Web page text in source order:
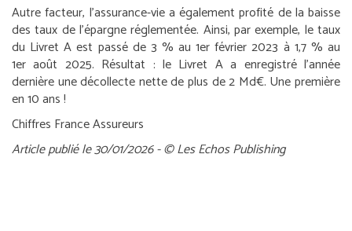
Autre facteur, l’assurance-vie a également profité de la baisse
des taux de l’épargne réglementée. Ainsi, par exemple, le taux
du Livret A est passé de 3 % au 1er février 2023 à 1,7 % au
1er août 2025. Résultat : le Livret A a enregistré l’année
dernière une décollecte nette de plus de 2 Md€. Une première
en 10 ans !
Chiffres France Assureurs
Article publié le 30/01/2026 - © Les Echos Publishing